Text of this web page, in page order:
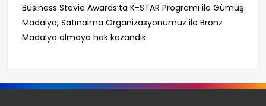
Business Stevie Awards’ta K-STAR Programı ile Gümüş
Madalya, Satınalma Organizasyonumuz ile Bronz
Madalya almaya hak kazandık.